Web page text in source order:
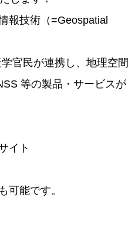
報技術（=Geospatial
官民が連携し、地理空間
等の製品・サービスが
イト
可能です。